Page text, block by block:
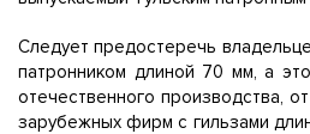
Следует предостеречь
патронником длиной 70 мм, а
отечественного производства,
зарубежных фирм с гильзами